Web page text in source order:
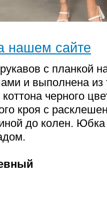
нашем сайте
с планкой
и выполнена из
черного
кроя с
до колен. Юбка